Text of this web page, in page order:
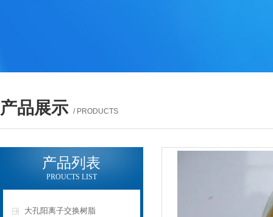
产品展示 / PRODUCTS
产品列表
PROUCTS LIST
大孔阳离子交换树脂